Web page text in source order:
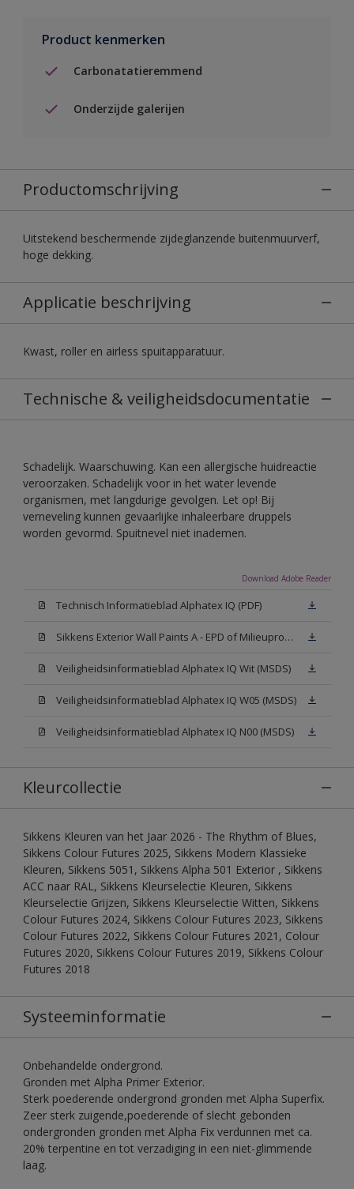
Product kenmerken
Carbonatatieremmend
Onderzijde galerijen
Productomschrijving
Uitstekend beschermende zijdeglanzende buitenmuurverf,
hoge dekking.
Applicatie beschrijving
Kwast, roller en airless spuitapparatuur.
Technische & veiligheidsdocumentatie
Schadelijk. Waarschuwing. Kan een allergische huidreactie
veroorzaken. Schadelijk voor in het water levende
organismen, met langdurige gevolgen. Let op! Bij
verneveling kunnen gevaarlijke inhaleerbare druppels
worden gevormd. Spuitnevel niet inademen.
Download Adobe Reader
Technisch Informatieblad Alphatex IQ (PDF)
Sikkens Exterior Wall Paints A - EPD of Milieuproductverklaring
Veiligheidsinformatieblad Alphatex IQ Wit (MSDS)
Veiligheidsinformatieblad Alphatex IQ W05 (MSDS)
Veiligheidsinformatieblad Alphatex IQ N00 (MSDS)
Kleurcollectie
Sikkens Kleuren van het Jaar 2026 - The Rhythm of Blues,
Sikkens Colour Futures 2025, Sikkens Modern Klassieke
Kleuren, Sikkens 5051, Sikkens Alpha 501 Exterior , Sikkens
ACC naar RAL, Sikkens Kleurselectie Kleuren, Sikkens
Kleurselectie Grijzen, Sikkens Kleurselectie Witten, Sikkens
Colour Futures 2024, Sikkens Colour Futures 2023, Sikkens
Colour Futures 2022, Sikkens Colour Futures 2021, Colour
Futures 2020, Sikkens Colour Futures 2019, Sikkens Colour
Futures 2018
Systeeminformatie
Onbehandelde ondergrond.
Gronden met Alpha Primer Exterior.
Sterk poederende ondergrond gronden met Alpha Superfix.
Zeer sterk zuigende,poederende of slecht gebonden
ondergronden gronden met Alpha Fix verdunnen met ca.
20% terpentine en tot verzadiging in een niet-glimmende
laag.